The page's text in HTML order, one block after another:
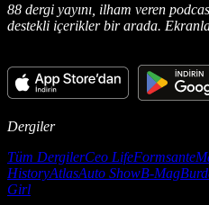
88 dergi yayını, ilham veren
destekli içerikler bir arada.
Dergiler
Tüm DergilerCeo LifeFormsante
HistoryAtlasAuto ShowB-Mag
Girl